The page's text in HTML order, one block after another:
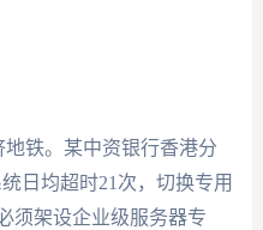
铁。某中资银行香港分
日均超时21次，切换专用
须架设企业级服务器专